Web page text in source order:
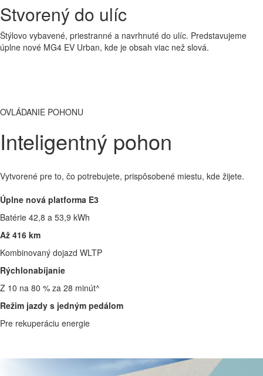
Stvorený do ulíc
Štýlovo vybavené, priestranné a navrhnuté do ulíc. Predstavujeme
úplne nové MG4 EV Urban, kde je obsah viac než slová.
OVLÁDANIE POHONU
Inteligentný pohon
Vytvorené pre to, čo potrebujete, prispôsobené miestu, kde žijete.
Úplne nová platforma E3
Batérie 42,8 a 53,9 kWh
Až 416 km
Kombinovaný dojazd WLTP
Rýchlonabíjanie
Z 10 na 80 % za 28 minút^
Režim jazdy s jedným pedálom
Pre rekuperáciu energie